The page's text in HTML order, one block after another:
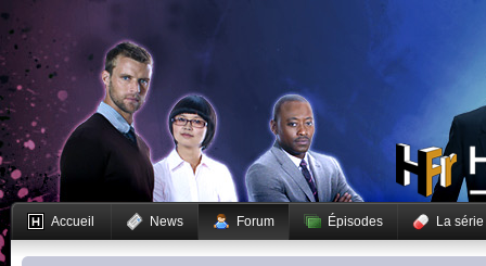
Accueil News Forum Épisodes La série